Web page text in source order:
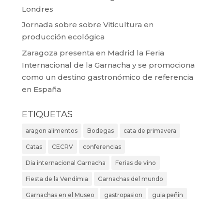
Londres
Jornada sobre sobre Viticultura en
producción ecológica
Zaragoza presenta en Madrid la Feria
Internacional de la Garnacha y se promociona
como un destino gastronómico de referencia
en España
ETIQUETAS
aragon alimentos Bodegas cata de primavera
Catas CECRV conferencias
Dia internacional Garnacha Ferias de vino
Fiesta de la Vendimia Garnachas del mundo
Garnachas en el Museo gastropasion guia peñin